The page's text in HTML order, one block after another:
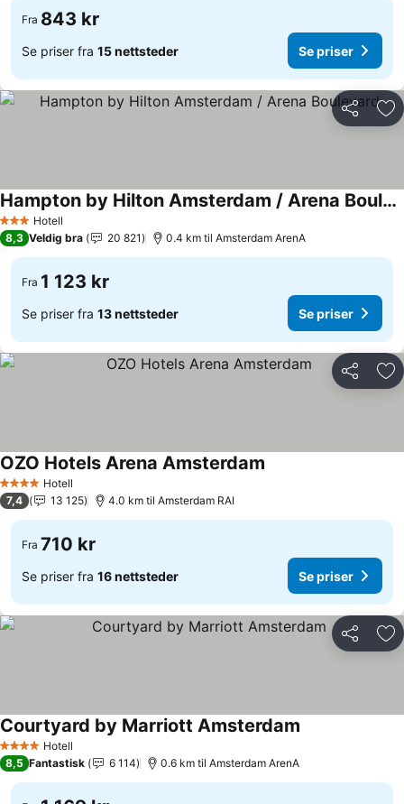
Fra 843 kr
Se priser fra 15 nettsteder Se priser
Del
3 StjernerHotell
Hampton by Hilton Amsterdam / Arena Boulevard
8,3 Veldig bra 20 821 0.4 km til Amsterdam ArenA
Fra 1 123 kr
Se priser fra 13 nettsteder Se priser
Del
4 StjernerHotell
OZO Hotels Arena Amsterdam
7,4 13 125 4.0 km til Amsterdam RAI
Fra 710 kr
Se priser fra 16 nettsteder Se priser
Del
4 StjernerHotell
Courtyard by Marriott Amsterdam
8,5 Fantastisk 6 114 0.6 km til Amsterdam ArenA